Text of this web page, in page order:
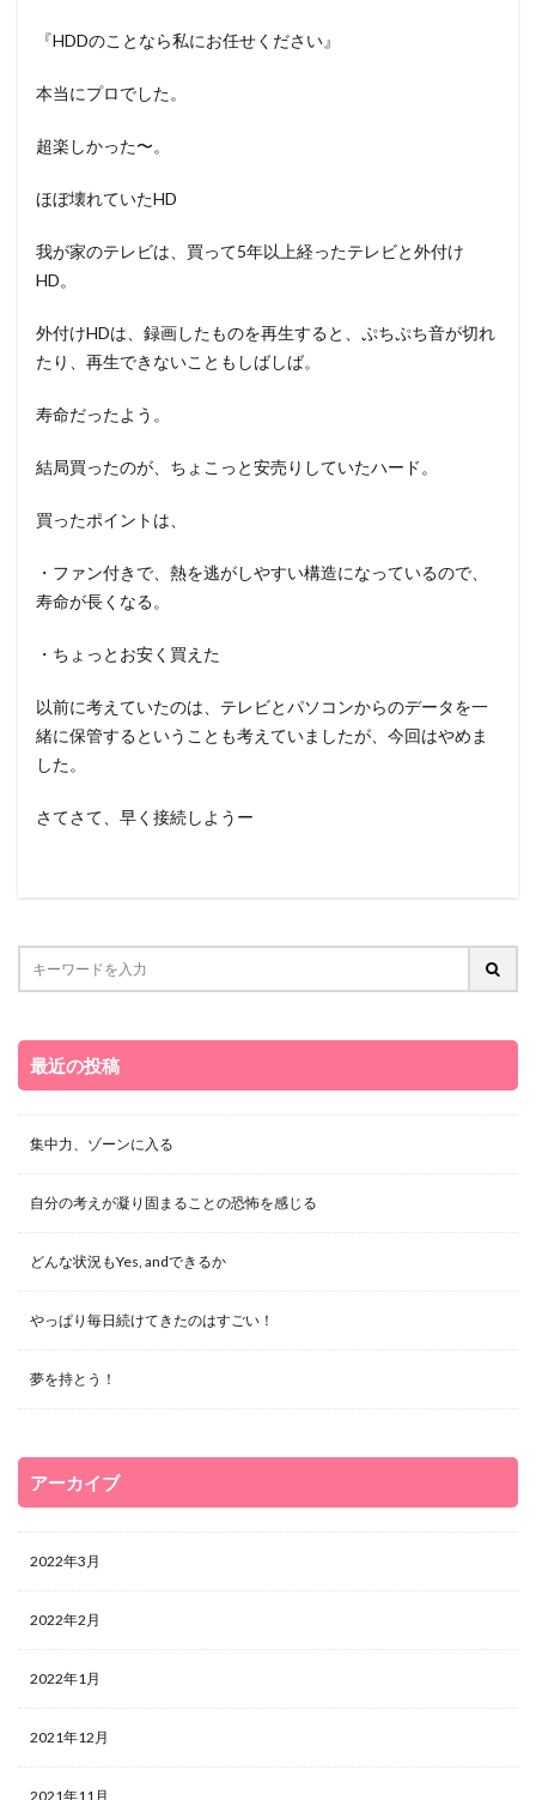
『HDDのことなら私にお任せください』
本当にプロでした。
超楽しかった〜。
ほぼ壊れていたHD
我が家のテレビは、買って5年以上経ったテレビと外付け
HD。
外付けHDは、録画したものを再生すると、ぷちぷち音が切れ
たり、再生できないこともしばしば。
寿命だったよう。
結局買ったのが、ちょこっと安売りしていたハード。
買ったポイントは、
・ファン付きで、熱を逃がしやすい構造になっているので、
寿命が長くなる。
・ちょっとお安く買えた
以前に考えていたのは、テレビとパソコンからのデータを一
緒に保管するということも考えていましたが、今回はやめま
した。
さてさて、早く接続しようー
最近の投稿
集中力、ゾーンに入る
自分の考えが凝り固まることの恐怖を感じる
どんな状況もYes, andできるか
やっぱり毎日続けてきたのはすごい！
夢を持とう！
アーカイブ
2022年3月
2022年2月
2022年1月
2021年12月
2021年11月